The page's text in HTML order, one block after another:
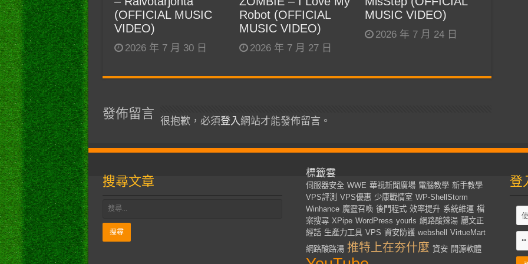
(OFFICIAL MUSIC
VIDEO)
2026 年 7 月 30 日
Robot (OFFICIAL
MUSIC VIDEO)
2026 年 7 月 27 日
MUSIC VIDEO)
2026 年 7 月 24 日
發佈留言
很抱歉，必須登入網站才能發佈留言。
搜尋文章
標籤雲
伺服器安全 WWE 華視新聞廣場 電腦教學 新手教學
VPS評測 VPS優惠 少康戰情室 WP-ShellStorm
Winhance 魔靈召喚 後門程式 效率提升 系統維運 檔
案搜尋 XPipe WordPress yourls 網路酸辣湯 麗文正
經話 生產力工具 VPS 資安防護 webshell
VirtueMart
網路酸路湯 推特上在夯什麼 資安 開源軟體
登